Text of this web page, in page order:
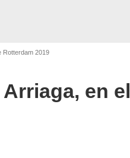
Rotterdam 2019
en el